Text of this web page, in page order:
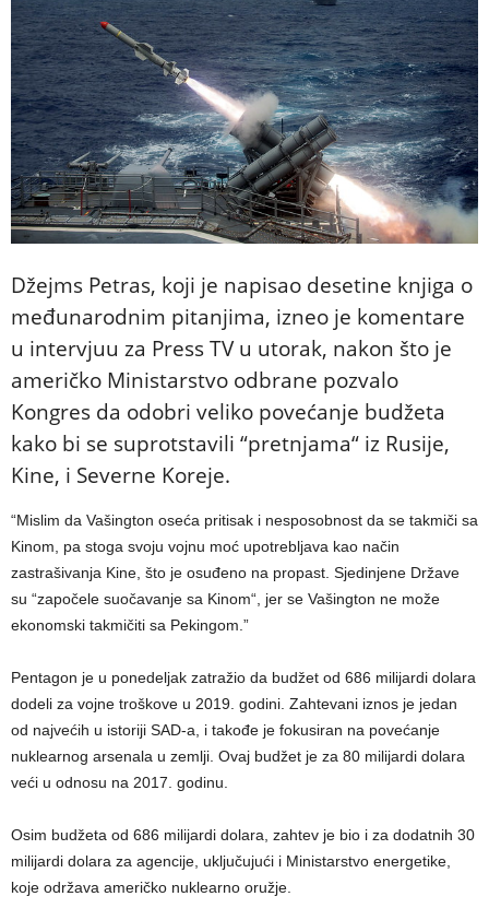
Džejms Petras, koji je napisao desetine knjiga o
međunarodnim pitanjima, izneo je komentare
u intervjuu za Press TV u utorak, nakon što je
američko Ministarstvo odbrane pozvalo
Kongres da odobri veliko povećanje budžeta
kako bi se suprotstavili “pretnjama“ iz Rusije,
Kine, i Severne Koreje.
“Mislim da Vašington oseća pritisak i nesposobnost da se takmiči sa
Kinom, pa stoga svoju vojnu moć upotrebljava kao način
zastrašivanja Kine, što je osuđeno na propast. Sjedinjene Države
su “započele suočavanje sa Kinom“, jer se Vašington ne može
ekonomski takmičiti sa Pekingom.”
Pentagon je u ponedeljak zatražio da budžet od 686 milijardi dolara
dodeli za vojne troškove u 2019. godini. Zahtevani iznos je jedan
od najvećih u istoriji SAD-a, i takođe je fokusiran na povećanje
nuklearnog arsenala u zemlji. Ovaj budžet je za 80 milijardi dolara
veći u odnosu na 2017. godinu.
Osim budžeta od 686 milijardi dolara, zahtev je bio i za dodatnih 30
milijardi dolara za agencije, uključujući i Ministarstvo energetike,
koje održava američko nuklearno oružje.